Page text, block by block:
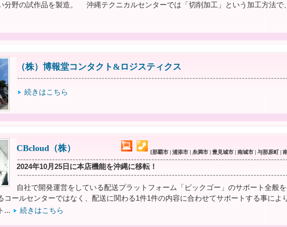
分野の試作品を製造。 沖縄テクニカルセンターでは「切削加工」という加工方法で
（株）博報堂コンタクト&ロジスティクス
続きはこちら
[那覇市 | 浦添市 | 糸満市 | 豊見城市 | 南城市 | 与那原町 |
CBcloud（株）
2024年10月25日に本店機能を沖縄に移転！
自社で開発運営をしている配送プラットフォーム「ピックゴー」のサポート全般
コールセンターではなく、配送に関わる1件1件の内容に合わせてサポートする事によ
...
続きはこちら